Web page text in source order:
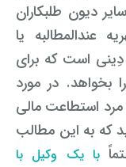
دیون طلبکاران
عندالمطالبه یا
دِینی است که برای
بخواهد. در مورد
مرد استطاعت مالی
که به این مطالب
با یک وکیل با